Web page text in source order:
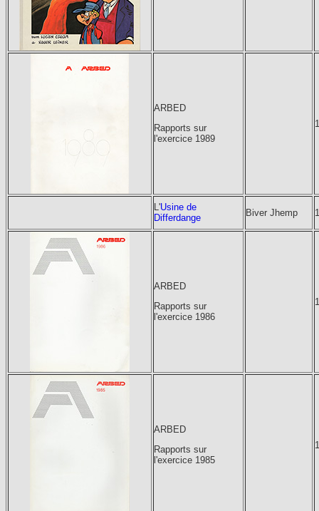
ARBED
Rapports sur
l'exercice 1989
L'Usine de
Differdange
Biver Jhemp
ARBED
Rapports sur
l'exercice 1986
ARBED
Rapports sur
l'exercice 1985